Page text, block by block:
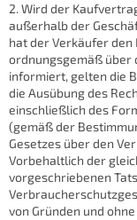
2. Wird der
außerhalb der
hat der Verkäufer
ordnungsgemäß über
informiert, gelten die
die Ausübung des
einschließlich des
(gemäß der
Gesetzes über den
Vorbehaltlich der
vorgeschriebenen
von Gründen und